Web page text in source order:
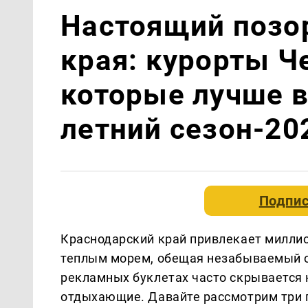
Настоящий
края: курорты
которые лучше
летний сезон-
Краснодарский край привлекает
теплым морем, обещая незабываемый
рекламных буклетах часто
отдыхающие. Давайте рассмотрим три